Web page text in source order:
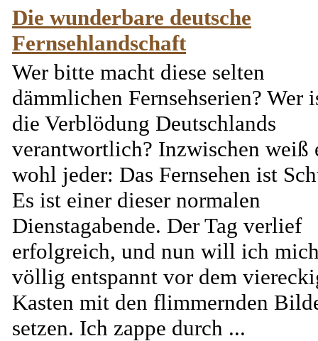
Die wunderbare deutsche
Fernsehlandschaft
Wer bitte macht diese selten
dämmlichen Fernsehserien? Wer
die Verblödung Deutschlands
verantwortlich? Inzwischen weiß
wohl jeder: Das Fernsehen ist
Es ist einer dieser normalen
Dienstagabende. Der Tag verlief
erfolgreich, und nun will ich
völlig entspannt vor dem
Kasten mit den flimmernden
setzen. Ich zappe durch ...